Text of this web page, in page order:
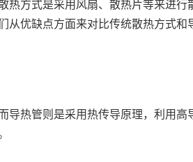
热方式是采用风扇、散热片等来进行
优缺点方面来对比传统散热方式和
热管则是采用热传导原理，利用高